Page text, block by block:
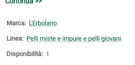
Marca: L'Erbolario
Linea: Pelli miste e impure e pelli giovani
Disponibilità: 1